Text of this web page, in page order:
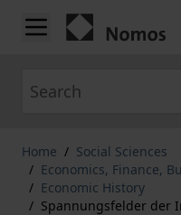
Skip to Content
Home / Social Sciences
/ Economics, Finance,
/ Economic History
/ Spannungsfelder der